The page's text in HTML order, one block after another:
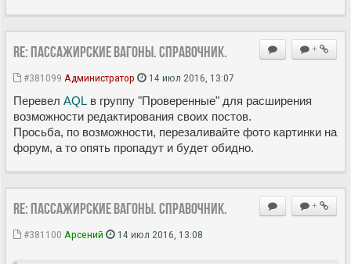
+
Re: Пассажирские вагоны. Справочник.
#381099 Администратор 14 июл 2016, 13:07
Перевел AQL в группу "Проверенные" для расширения
возможности редактирования своих постов.
Просьба, по возможности, перезаливайте фото картинки на
форум, а то опять пропадут и будет обидно.
+
Re: Пассажирские вагоны. Справочник.
#381100 Арсений 14 июл 2016, 13:08